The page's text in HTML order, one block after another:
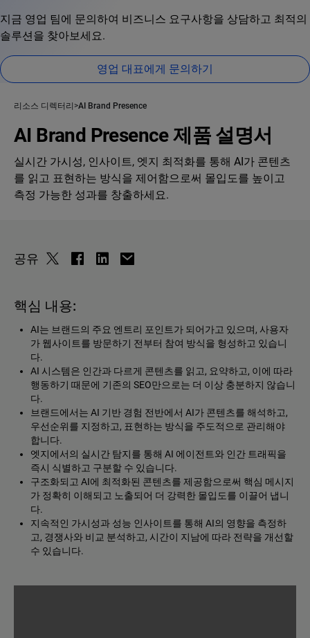
지금 영업 팀에 문의하여 비즈니스 요구사항을 상담하고 최적의
솔루션을 찾아보세요.
영업 대표에게 문의하기
리소스 디렉터리 AI Brand Presence
AI Brand Presence 제품 설명서
실시간 가시성, 인사이트, 엣지 최적화를 통해 AI가 콘텐츠
를 읽고 표현하는 방식을 제어함으로써 몰입도를 높이고
측정 가능한 성과를 창출하세요.
공유
핵심 내용:
AI는 브랜드의 주요 엔트리 포인트가 되어가고 있으며, 사용자
가 웹사이트를 방문하기 전부터 참여 방식을 형성하고 있습니
다.
AI 시스템은 인간과 다르게 콘텐츠를 읽고, 요약하고, 이에 따라
행동하기 때문에 기존의 SEO만으로는 더 이상 충분하지 않습니
다.
브랜드에서는 AI 기반 경험 전반에서 AI가 콘텐츠를 해석하고,
우선순위를 지정하고, 표현하는 방식을 주도적으로 관리해야
합니다.
엣지에서의 실시간 탐지를 통해 AI 에이전트와 인간 트래픽을
즉시 식별하고 구분할 수 있습니다.
구조화되고 AI에 최적화된 콘텐츠를 제공함으로써 핵심 메시지
가 정확히 이해되고 노출되어 더 강력한 몰입도를 이끌어 냅니
다.
지속적인 가시성과 성능 인사이트를 통해 AI의 영향을 측정하
고, 경쟁사와 비교 분석하고, 시간이 지남에 따라 전략을 개선할
수 있습니다.